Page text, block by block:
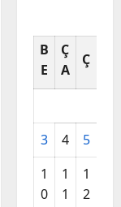
B
E
Ç
A
Ç
3 4 5
1
0
1
1
1
2